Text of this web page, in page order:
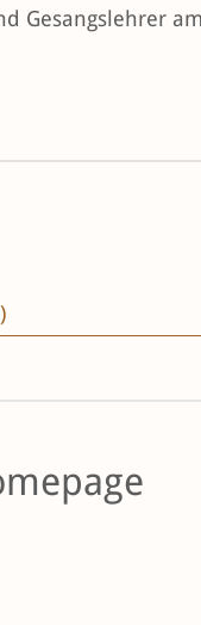
Gesangslehrer